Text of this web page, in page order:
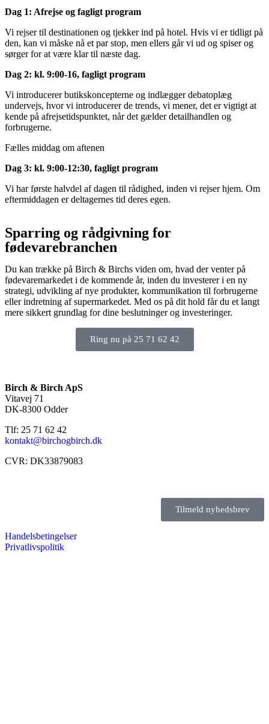
Dag 1: Afrejse og fagligt program
Vi rejser til destinationen og tjekker ind på hotel. Hvis vi er tidligt på
den, kan vi måske nå et par stop, men ellers går vi ud og spiser og
sørger for at være klar til næste dag.
Dag 2: kl. 9:00-16, fagligt program
Vi introducerer butikskoncepterne og indlægger debatoplæg
undervejs, hvor vi introducerer de trends, vi mener, det er vigtigt at
kende på afrejsetidspunktet, når det gælder detailhandlen og
forbrugerne.
Fælles middag om aftenen
Dag 3: kl. 9:00-12:30, fagligt program
Vi har første halvdel af dagen til rådighed, inden vi rejser hjem. Om
eftermiddagen er deltagernes tid deres egen.
Sparring og rådgivning for
fødevarebranchen
Du kan trække på Birch & Birchs viden om, hvad der venter på
fødevaremarkedet i de kommende år, inden du investerer i en ny
strategi, udvikling af nye produkter, kommunikation til forbrugerne
eller indretning af supermarkedet. Med os på dit hold får du et langt
mere sikkert grundlag for dine beslutninger og investeringer.
Ring nu på 25 71 62 42
Birch & Birch ApS
Vitavej 71
DK-8300 Odder
Tlf: 25 71 62 42
kontakt@birchogbirch.dk
CVR: DK33879083
Tilmeld nyhedsbrev
Handelsbetingelser
Privatlivspolitik